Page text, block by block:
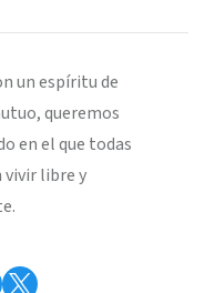
un espíritu de
queremos
en el que todas
vivir libre y